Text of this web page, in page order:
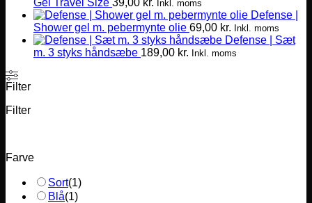
varesiden Inkl. moms
Defense |
Shower gel m. pebermynte olie 69,00 kr. Inkl. moms
Defense | Sæt
m. 3 styks håndsæbe 189,00 kr. Inkl. moms
Filter
Filter
Farve
Sort(1)
Blå(1)